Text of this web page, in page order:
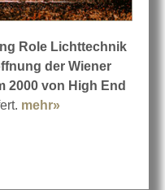
Role Lichttechnik
der Wiener
2000 von High End
mehr»